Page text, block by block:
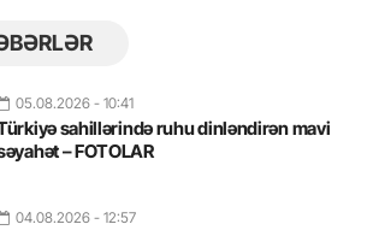
05.08.2026 - 10:41
sahillərində ruhu dinləndirən mavi
– FOTOLAR
04.08.2026 - 12:57